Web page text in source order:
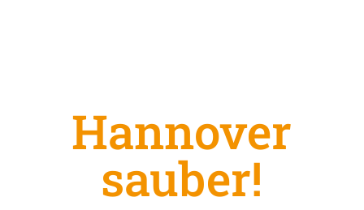
Hannover
sauber!